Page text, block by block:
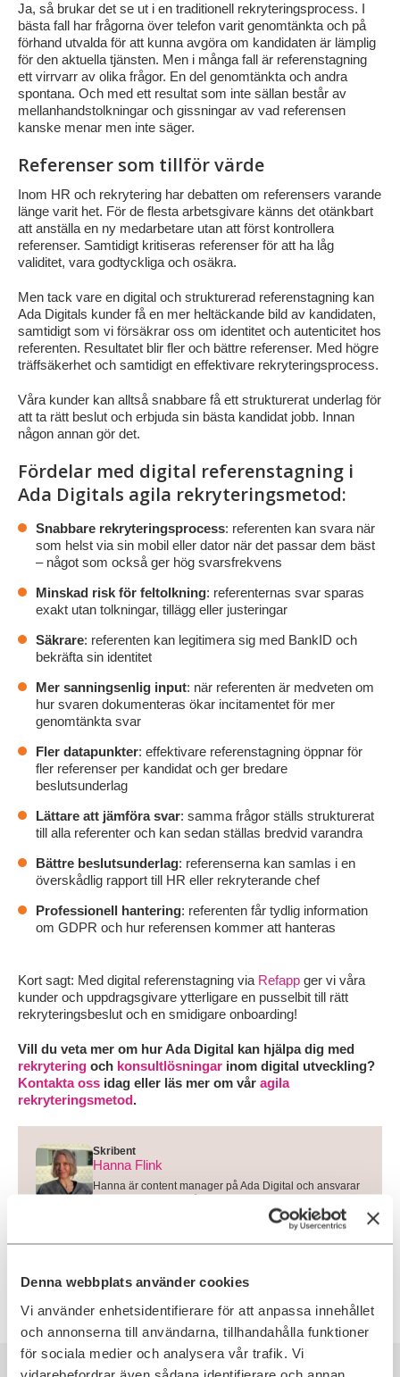
Denna webbplats använder cookies
Vi använder enhetsidentifierare för att anpassa innehållet
och annonserna till användarna, tillhandahålla funktioner
för sociala medier och analysera vår trafik. Vi
vidarebefordrar även sådana identifierare och annan
Ja, så brukar det se ut i en traditionell rekryteringsprocess. I
bästa fall har frågorna över telefon varit genomtänkta och på
förhand utvalda för att kunna avgöra om kandidaten är lämplig
för den aktuella tjänsten. Men i många fall är referenstagning
ett virrvarr av olika frågor. En del genomtänkta och andra
spontana. Och med ett resultat som inte sällan består av
mellanhandstolkningar och gissningar av vad referensen
kanske menar men inte säger.
Referenser som tillför värde
Inom HR och rekrytering har debatten om referensers varande
länge varit het. För de flesta arbetsgivare känns det otänkbart
att anställa en ny medarbetare utan att först kontrollera
referenser. Samtidigt kritiseras referenser för att ha låg
validitet, vara godtyckliga och osäkra.
Men tack vare en digital och strukturerad referenstagning kan
Ada Digitals kunder få en mer heltäckande bild av kandidaten,
samtidigt som vi försäkrar oss om identitet och autenticitet hos
referenten. Resultatet blir fler och bättre referenser. Med högre
träffsäkerhet och samtidigt en effektivare rekryteringsprocess.
Våra kunder kan alltså snabbare få ett strukturerat underlag för
att ta rätt beslut och erbjuda sin bästa kandidat jobb. Innan
någon annan gör det.
Fördelar med digital referenstagning i
Ada Digitals agila rekryteringsmetod:
Snabbare rekryteringsprocess: referenten kan svara när
som helst via sin mobil eller dator när det passar dem bäst
– något som också ger hög svarsfrekvens
Minskad risk för feltolkning: referenternas svar sparas
exakt utan tolkningar, tillägg eller justeringar
Säkrare: referenten kan legitimera sig med BankID och
bekräfta sin identitet
Mer sanningsenlig input: när referenten är medveten om
hur svaren dokumenteras ökar incitamentet för mer
genomtänkta svar
Fler datapunkter: effektivare referenstagning öppnar för
fler referenser per kandidat och ger bredare
beslutsunderlag
Lättare att jämföra svar: samma frågor ställs strukturerat
till alla referenter och kan sedan ställas bredvid varandra
Bättre beslutsunderlag: referenserna kan samlas i en
överskådlig rapport till HR eller rekryterande chef
Professionell hantering: referenten får tydlig information
om GDPR och hur referensen kommer att hanteras
Kort sagt: Med digital referenstagning via Refapp ger vi våra
kunder och uppdragsgivare ytterligare en pusselbit till rätt
rekryteringsbeslut och en smidigare onboarding!
Vill du veta mer om hur Ada Digital kan hjälpa dig med
rekrytering och konsultlösningar inom digital utveckling?
Kontakta oss idag eller läs mer om vår agila
rekryteringsmetod.
Skribent
Hanna Flink
Hanna är content manager på Ada Digital och ansvarar
kommunikation och varumärke. Med bakgrund från
utbildnings- och byggsektorn har hon god insikt i hur
kompetensbehov uppstår och förändras i olika
utmaningar som IT-specialister och chefer möter i sin